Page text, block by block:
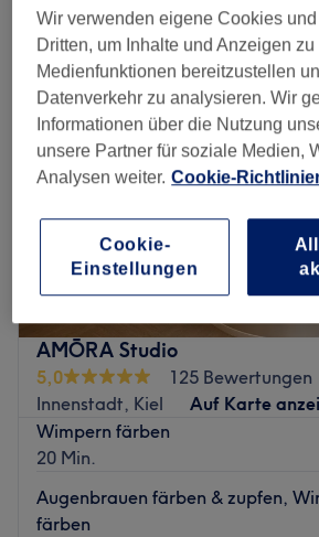
AMŌRA Studio
5,0
125 Bewertungen
Innenstadt, Kiel
Auf Karte
Wimpern färben
20 Min.
Augenbrauen färben & zupfen,
färben
Wir verwenden eigene Cookies
Dritten, um Inhalte und Anzeigen
Medienfunktionen bereitzustellen
Datenverkehr zu analysieren. Wir
Informationen über die Nutzung
unsere Partner für soziale Medien,
Analysen weiter. Cookie-
Cookie-
Einstellungen